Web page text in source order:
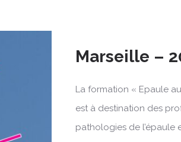
Marseille –
La formation « Epaule
est à destination des
pathologies de l’épaule